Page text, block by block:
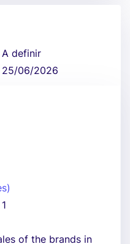
A definir
25/06/2026
1
of the brands in